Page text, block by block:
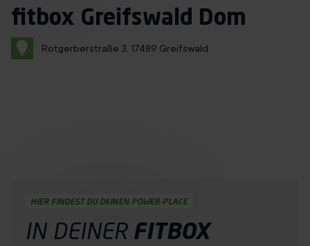
Über uns
Franchise
fitbox Greifswald Dom
Rotgerberstraße 3, 17489 Greifswald
HIER FINDEST DU DEINEN POWER-PLACE
IN DEINER FITBOX